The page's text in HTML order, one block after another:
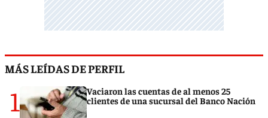
MÁS LEÍDAS DE PERFIL
1
Vaciaron las cuentas de al menos 25
clientes de una sucursal del Banco Nación